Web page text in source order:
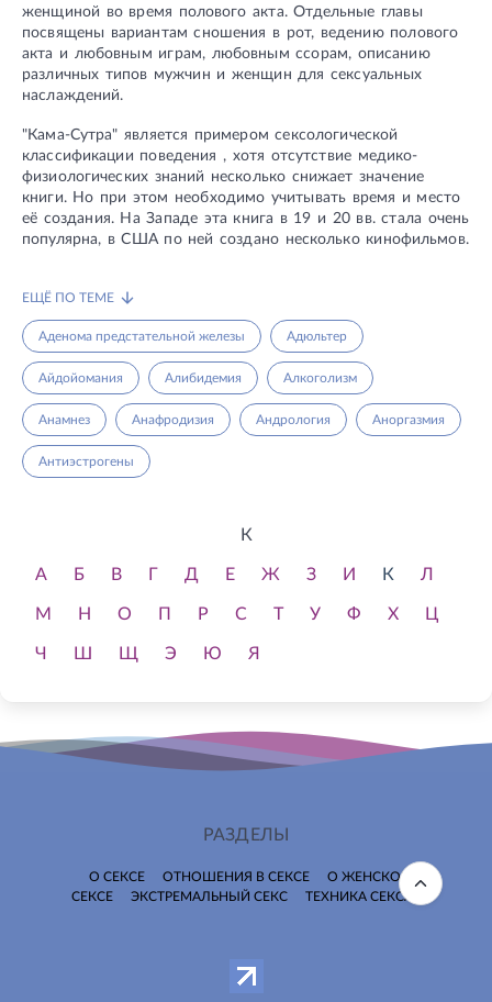
женщиной во время полового акта. Отдельные главы
посвящены вариантам сношения в рот, ведению полового
акта и любовным играм, любовным ссорам, описанию
различных типов мужчин и женщин для сексуальных
наслаждений.
"Кама-Сутра" является примером сексологической
классификации поведения , хотя отсутствие медико-
физиологических знаний несколько снижает значение
книги. Но при этом необходимо учитывать время и место
её создания. На Западе эта книга в 19 и 20 вв. стала очень
популярна, в США по ней создано несколько кинофильмов.
ЕЩЁ ПО ТЕМЕ
Аденома предстательной железы Адюльтер
Айдойомания Алибидемия Алкоголизм
Анамнез Анафродизия Андрология Аноргазмия
Антиэстрогены
К
А Б В Г Д Е Ж З И К Л
М Н О П Р С Т У Ф Х Ц
Ч Ш Щ Э Ю Я
РАЗДЕЛЫ
О СЕКСЕ ОТНОШЕНИЯ В СЕКСЕ
О ЖЕНСКОМ
СЕКСЕ
ЭКСТРЕМАЛЬНЫЙ СЕКС ТЕХНИКА СЕКСА